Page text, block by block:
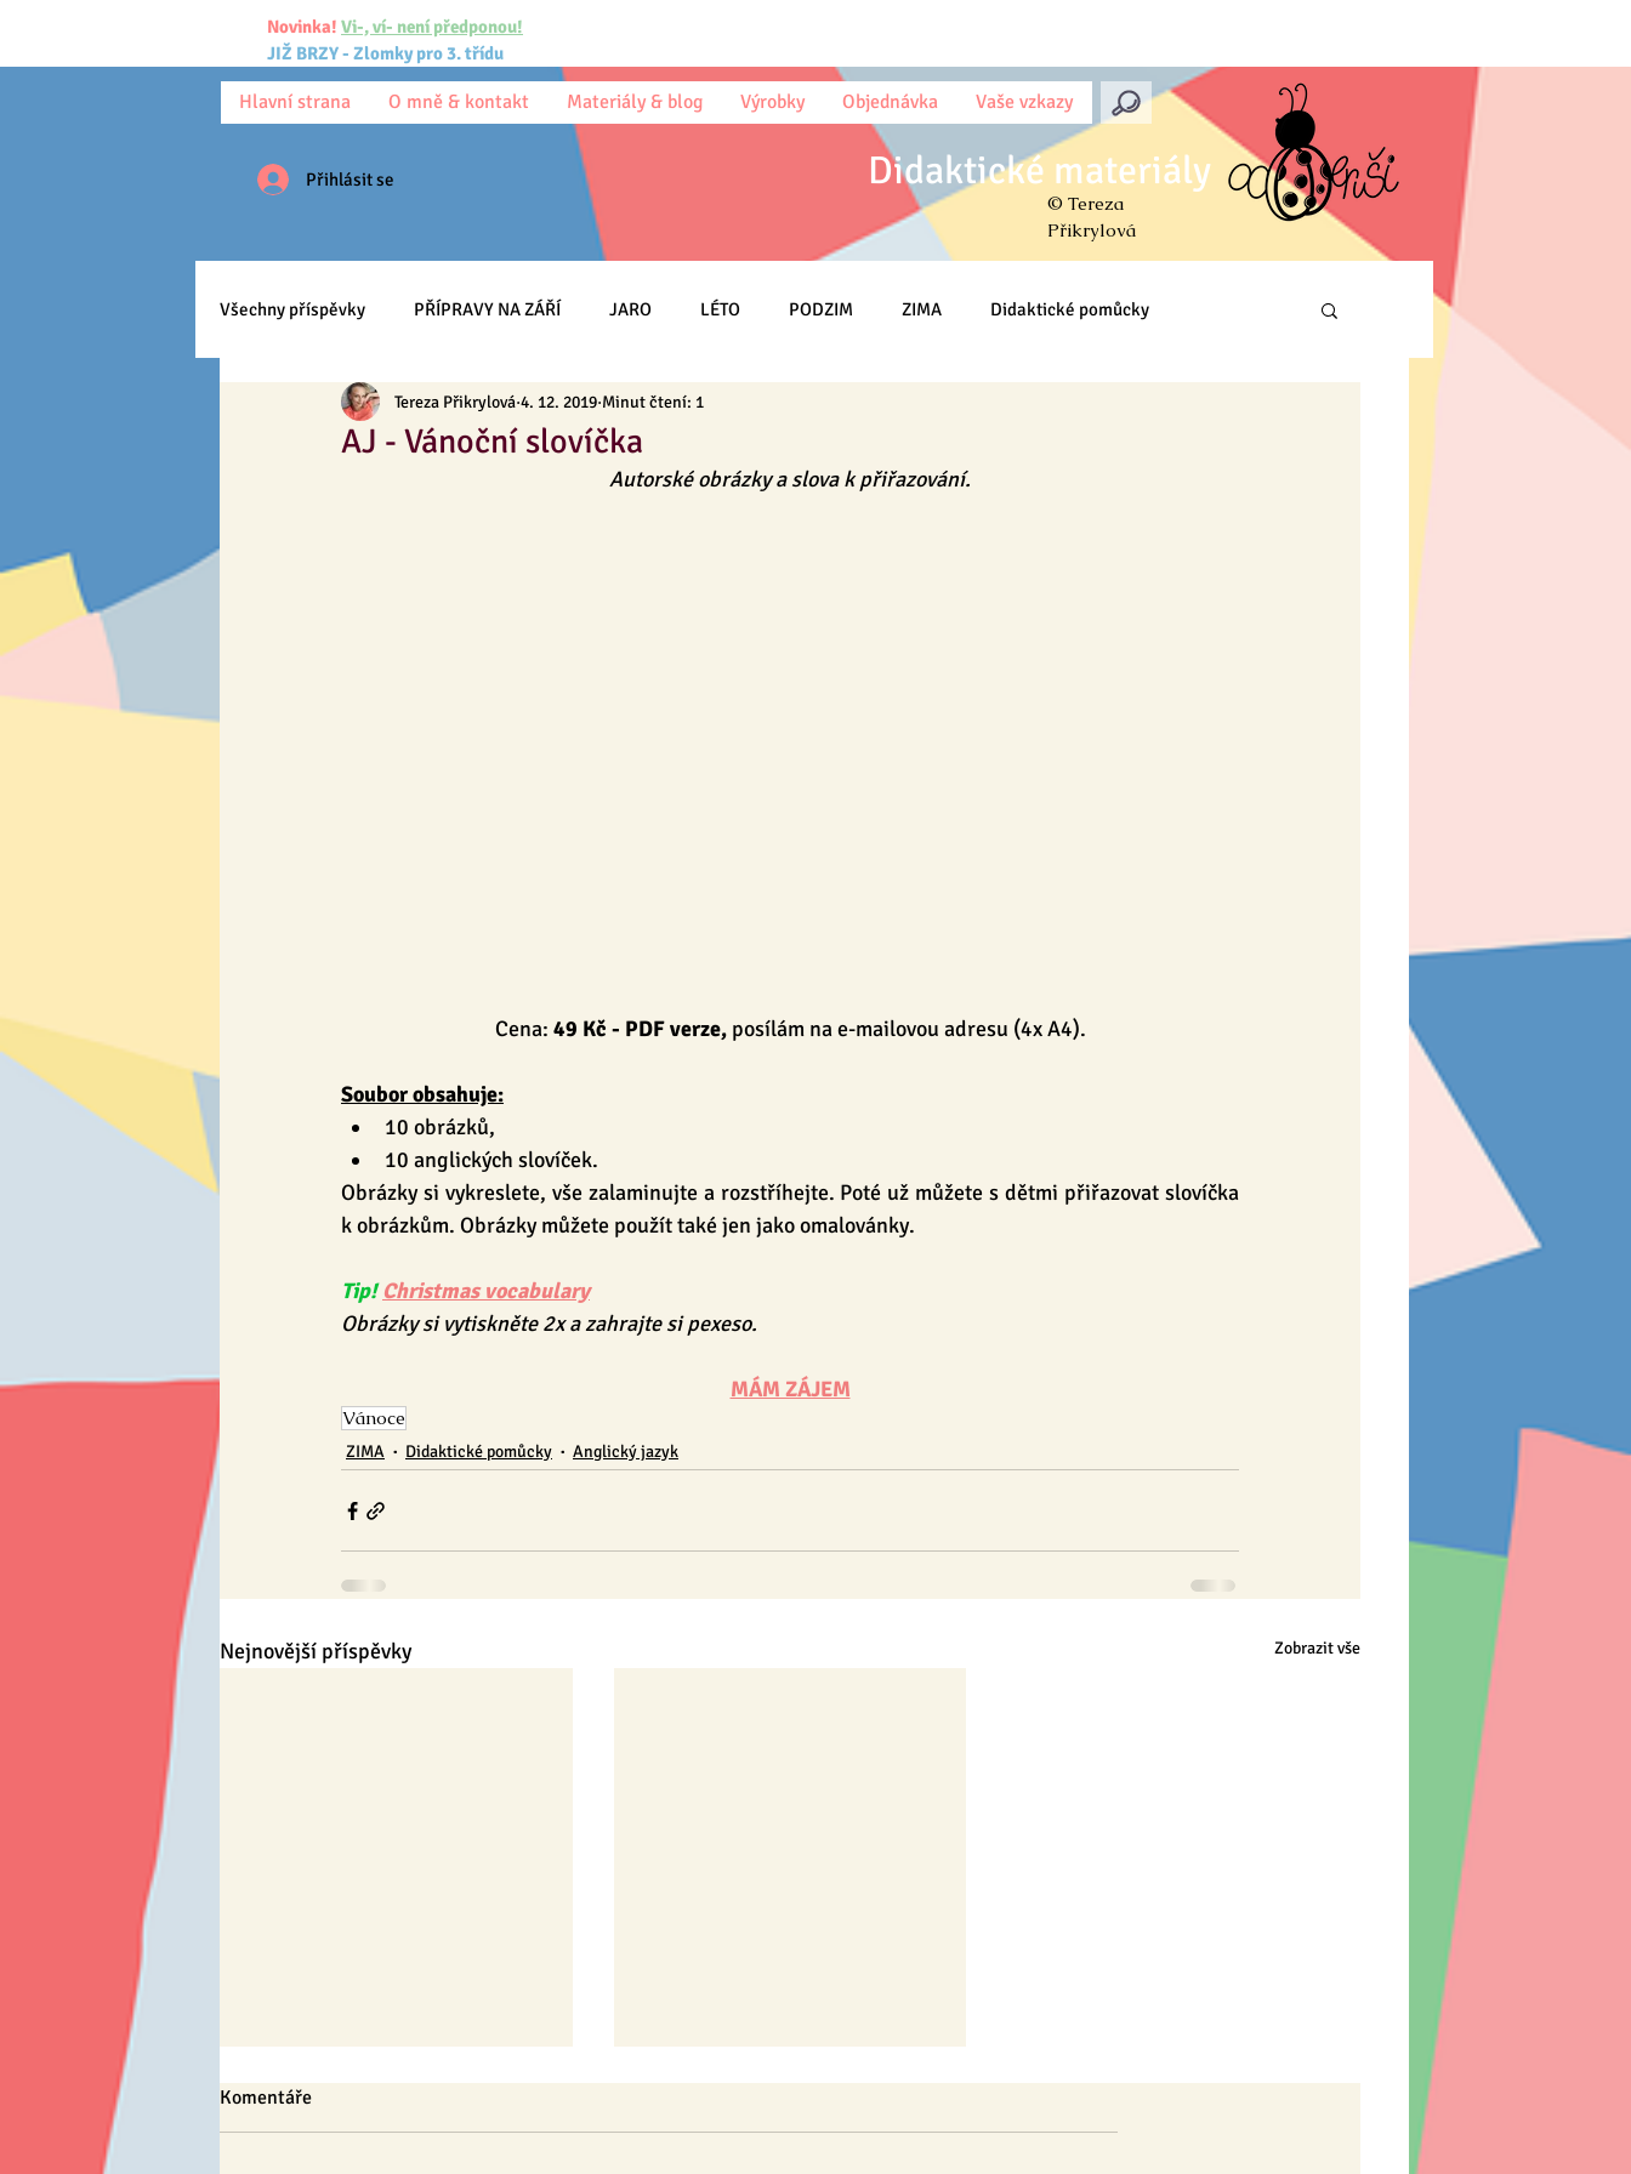
Novinka! Vi-, ví- není předponou!
JIŽ BRZY - Zlomky pro 3. třídu
Hlavní strana O mně & kontakt Materiály & blog Výrobky Objednávka Vaše vzkazy
Přihlásit se Didaktické materiály
© Tereza
Přikrylová
Všechny příspěvky PŘÍPRAVY NA ZÁŘÍ JARO LÉTO PODZIM ZIMA Didaktické pomůcky
Pracovní listy Ke stažení Omalovánky Český jazyk (sloh)
AJ - Vánoční slovíčka
Tereza Přikrylová 4. 12. 2019 Minut čtení: 1
Autorské obrázky a slova k přiřazování.
Cena: 49 Kč - PDF verze, posílám na e-mailovou adresu (4x A4).
Soubor obsahuje:
10 obrázků,
10 anglických slovíček.
Obrázky si vykreslete, vše zalaminujte a rozstříhejte. Poté už můžete s dětmi přiřazovat slovíčka
k obrázkům. Obrázky můžete použít také jen jako omalovánky.
Tip! Christmas vocabulary
Obrázky si vytiskněte 2x a zahrajte si pexeso.
MÁM ZÁJEM
Vánoce
ZIMA Didaktické pomůcky Anglický jazyk
Nejnovější příspěvky Zobrazit vše
Komentáře